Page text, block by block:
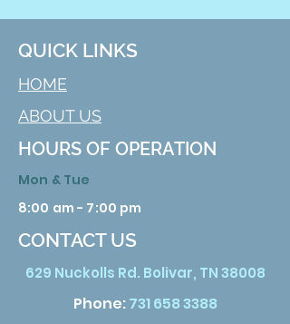
QUICK LINKS
HOME
ABOUT US
HOURS OF OPERATION
Mon & Tue
8:00 am - 7:00 pm
CONTACT US
629 Nuckolls Rd. Bolivar, TN 38008
Phone:731 658 3388